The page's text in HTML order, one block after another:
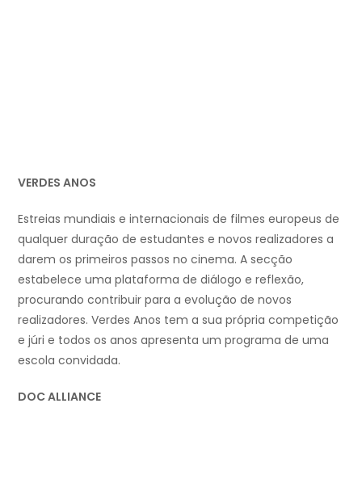
VERDES ANOS
Estreias mundiais e internacionais de filmes europeus de
qualquer duração de estudantes e novos realizadores a
darem os primeiros passos no cinema. A secção
estabelece uma plataforma de diálogo e reflexão,
procurando contribuir para a evolução de novos
realizadores. Verdes Anos tem a sua própria competição
e júri e todos os anos apresenta um programa de uma
escola convidada.
DOC ALLIANCE